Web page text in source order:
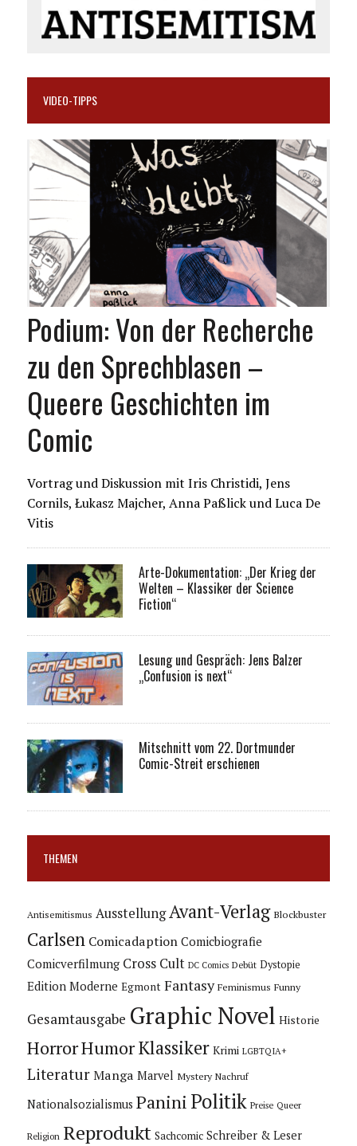
VIDEO-TIPPS
Podium: Von der Recherche
zu den Sprechblasen –
Queere Geschichten im
Comic
Vortrag und Diskussion mit Iris Christidi, Jens
Cornils, Łukasz Majcher, Anna Paßlick und Luca De
Vitis
Arte-Dokumentation: „Der Krieg der
Welten – Klassiker der Science
Fiction“
Lesung und Gespräch: Jens Balzer
„Confusion is next“
Mitschnitt vom 22. Dortmunder
Comic-Streit erschienen
THEMEN
Antisemitismus Ausstellung Avant-Verlag Blockbuster
Carlsen Comicadaption Comicbiografie
Comicverfilmung Cross Cult DC Comics Debüt Dystopie
Edition Moderne Egmont Fantasy Feminismus Funny
Gesamtausgabe Graphic Novel Historie
HorrorHumorKlassiker Krimi LGBTQIA+
Literatur Manga Marvel Mystery Nachruf
Nationalsozialismus Panini Politik Preise Queer
Religion Reprodukt Sachcomic Schreiber & Leser